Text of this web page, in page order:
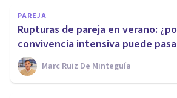
PAREJA
Rupturas de pareja en verano:
convivencia intensiva puede
Marc Ruiz De Minteguía